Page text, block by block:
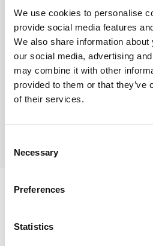
We use cookies to personalise
provide social media features
We also share information
our social media, advertising
may combine it with other
provided to them or that they’ve
of their services.
Selection
Necessary
Preferences
Statistics
Opskriftsmuligheder
Opskrift medfølger i pakken.
45 DKK
Hvordan bliver man
Information
Anmeldelser